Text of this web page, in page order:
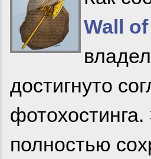
Wall
достигнуто
полностью